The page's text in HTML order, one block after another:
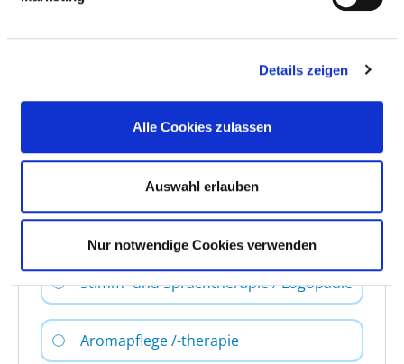
Details zeigen
Alle Cookies zulassen
Auswahl erlauben
Nur notwendige Cookies verwenden
Naturheilverfahren / Homöopathie /
Physiotherapie / Krankengymnastik als
Einzel- und/oder Gruppentherapie
Rückenschule / Haltungsschulung /
Wirbelsäulengymnastik
Stimm- und Sprachtherapie / Logopädie
Aromapflege /-therapie